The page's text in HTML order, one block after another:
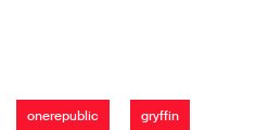
onerepublic gryffin